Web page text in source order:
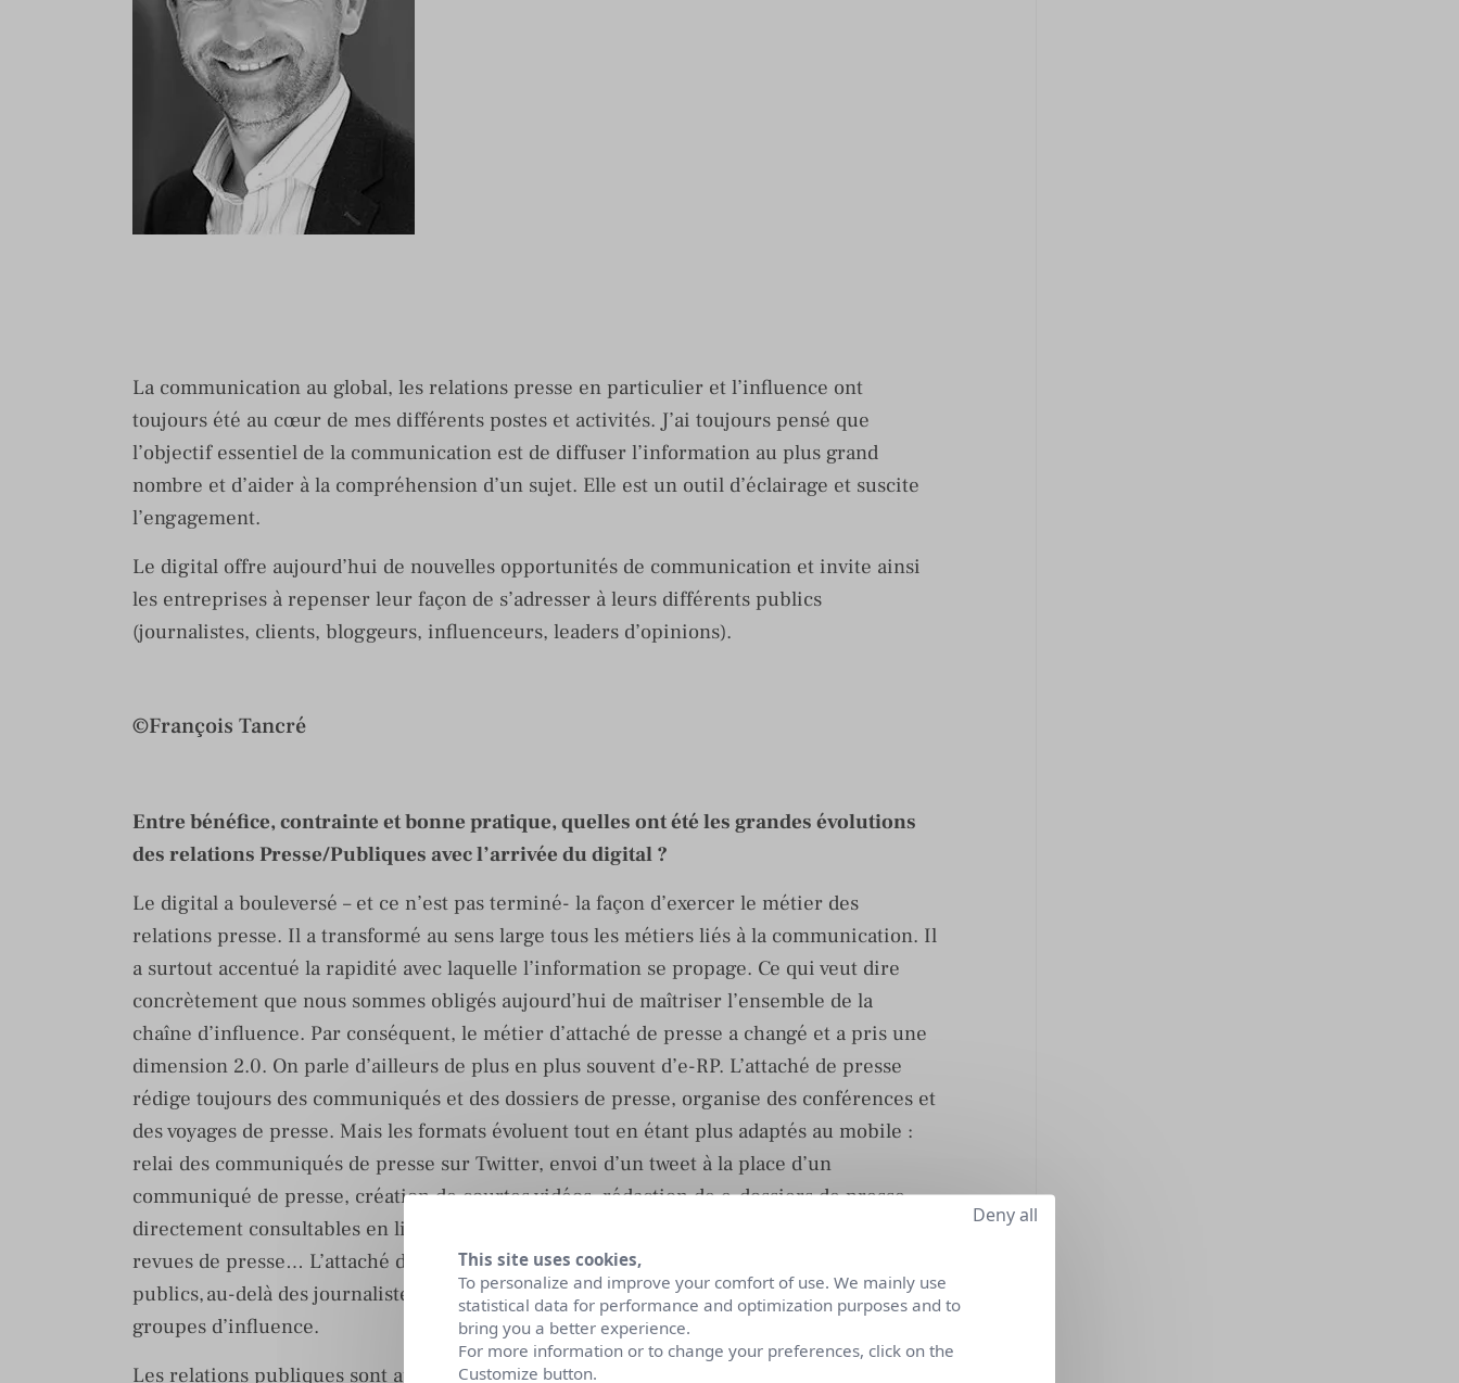
La communication au global, les relations presse en particulier et l’influence ont
toujours été au cœur de mes différents postes et activités. J’ai toujours pensé que
l’objectif essentiel de la communication est de diffuser l’information au plus grand
nombre et d’aider à la compréhension d’un sujet. Elle est un outil d’éclairage et suscite
l’engagement.
Le digital offre aujourd’hui de nouvelles opportunités de communication et invite ainsi
les entreprises à repenser leur façon de s’adresser à leurs différents publics
(journalistes, clients, bloggeurs, influenceurs, leaders d’opinions).
©François Tancré
Entre bénéfice, contrainte et bonne pratique, quelles ont été les grandes évolutions
des relations Presse/Publiques avec l’arrivée du digital ?
Le digital a bouleversé – et ce n’est pas terminé- la façon d’exercer le métier des
relations presse. Il a transformé au sens large tous les métiers liés à la communication. Il
a surtout accentué la rapidité avec laquelle l’information se propage. Ce qui veut dire
concrètement que nous sommes obligés aujourd’hui de maîtriser l’ensemble de la
chaîne d’influence. Par conséquent, le métier d’attaché de presse a changé et a pris une
dimension 2.0. On parle d’ailleurs de plus en plus souvent d’e-RP. L’attaché de presse
rédige toujours des communiqués et des dossiers de presse, organise des conférences et
des voyages de presse. Mais les formats évoluent tout en étant plus adaptés au mobile :
relai des communiqués de presse sur Twitter, envoi d’un tweet à la place d’un
communiqué de presse, création de courtes vidéos, rédaction de e-dossiers de presse
directement consultables en ligne, prise en compte d’un volet « web social » dans les
revues de presse… L’attaché de presse est en lien direct et interagit avec d’autres
publics, au-delà des journalistes : leaders d’opinions, experts, blogueurs et autres
groupes d’influence.
Les relations publiques sont aussi concernées par cette évolution. En effet, les réseaux
This site uses cookies,
To personalize and improve your comfort of use. We mainly use
statistical data for performance and optimization purposes and to
bring you a better experience.
For more information or to change your preferences, click on the
Customize button.
Deny all